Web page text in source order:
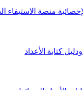
منصة الاستيفاء
كتابة الأعداد